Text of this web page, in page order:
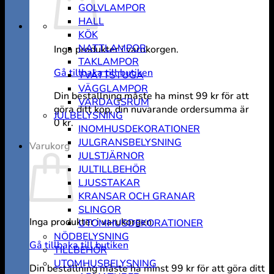
Inga produkter i varukorgen.
Gå tillbaka till butiken
Din beställning måste ha minst99 krför att
göra ditt köp, din nuvarande ordersumma är
0kr.
Varukorg
Inga produkter i varukorgen.
Gå tillbaka till butiken
Din beställning måste ha minst99 krför att göra ditt
GOLVLAMPOR
HALL
KÖK
NATTLAMPOR
TAKLAMPOR
TVÄTTSTUGA
VÄGGLAMPOR
VARDAGSRUM
JULBELYSNING
INOMHUSDEKORATIONER
JULGRANSBELYSNING
JULSTJÄRNOR
JULTILLBEHÖR
LJUSSTAKAR
KRANSAR OCH GRANAR
SLINGOR
UTOMHUSDEKORATIONER
NÖDBELYSNING
TILLBEHÖR
UTOMHUSBELYSNING